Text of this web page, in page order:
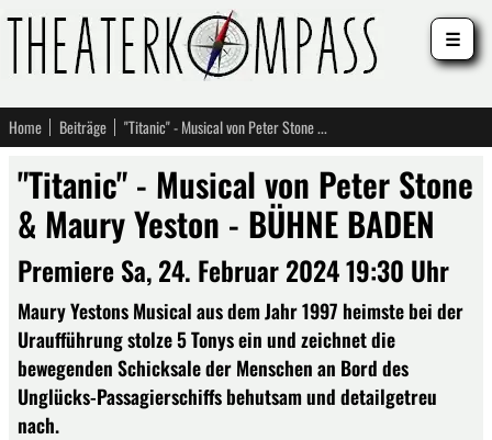
Home Beiträge "Titanic" - Musical von Peter Stone & Maury Yeston - BÜHNE BADEN
"Titanic" - Musical von Peter Stone
& Maury Yeston - BÜHNE BADEN
Premiere Sa, 24. Februar 2024 19:30 Uhr
Maury Yestons Musical aus dem Jahr 1997 heimste bei der
Uraufführung stolze 5 Tonys ein und zeichnet die
bewegenden Schicksale der Menschen an Bord des
Unglücks-Passagierschiffs behutsam und detailgetreu
nach.
☰